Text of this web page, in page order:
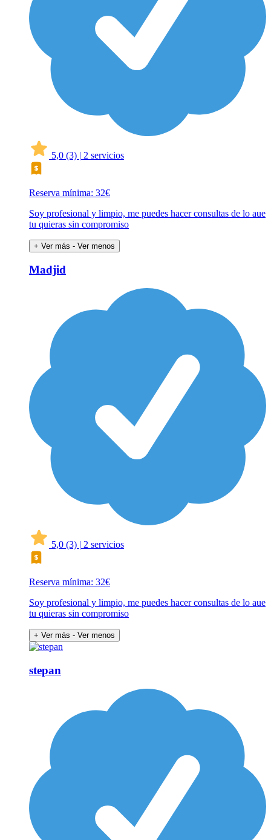
5,0 (3) | 2 servicios
Reserva mínima: 32€
Soy profesional y limpio, me puedes hacer consultas de lo aue
tu quieras sin compromiso
+ Ver más - Ver menos
Madjid
5,0 (3) | 2 servicios
Reserva mínima: 32€
Soy profesional y limpio, me puedes hacer consultas de lo aue
tu quieras sin compromiso
+ Ver más - Ver menos
stepan